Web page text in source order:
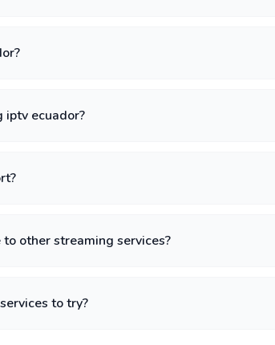
ecuador?
other streaming services?
to try?